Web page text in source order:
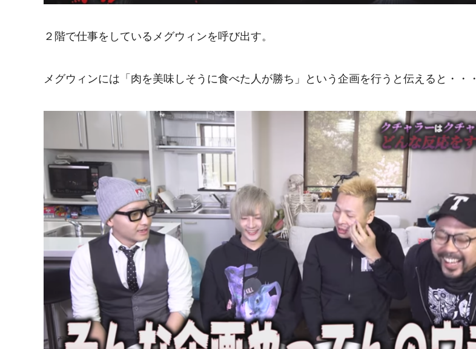
２階で仕事をしているメグウィンを呼び出す。
メグウィンには「肉を美味しそうに食べた人が勝ち」という企画を行うと伝えると・・・